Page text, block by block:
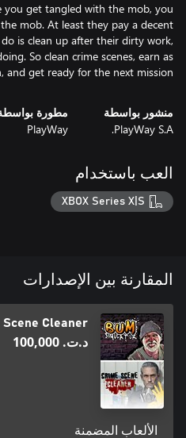
you get tangled with the mob, you
mob. At least they pay a decent
is clean up after their dirty work,
So clean crime scenes, earn as
and get ready for the next mission.
منشور بواسطة
PlayWay S.A.
مطورة
PlayWay
العب باستخدام
XBOX Series X|S
المقارنة بين الإصدارات
Cleaner
د.ت.‏ 100,000
الألعاب المضمنة